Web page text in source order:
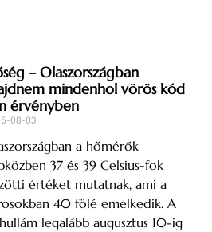
– Olaszországban
mindenhol vörös kód
érvényben
08-03
a hőmérők
37 és 39 Celsius-fok
értéket mutatnak, ami a
40 fölé emelkedik. A
legalább augusztus 10-ig